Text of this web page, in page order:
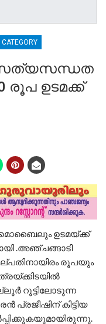
CATEGORY
സത്യസന്ധത
രൂപ ഉടമക്ക്
മൊബൈലും ഉടമയ്ക്ക്
.അഞ്ചങ്ങാടി
രൂപയും
റൂട്ടിലോടുന്ന
പ്രജീഷിന് കിട്ടിയ